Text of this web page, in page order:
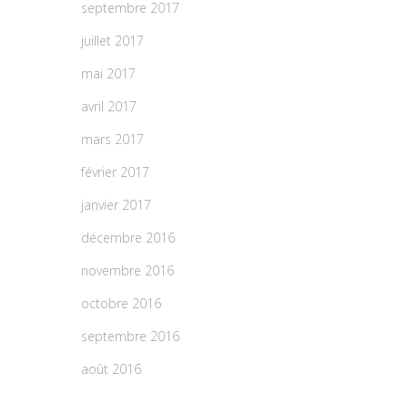
septembre 2017
juillet 2017
mai 2017
avril 2017
mars 2017
février 2017
janvier 2017
décembre 2016
novembre 2016
octobre 2016
septembre 2016
août 2016